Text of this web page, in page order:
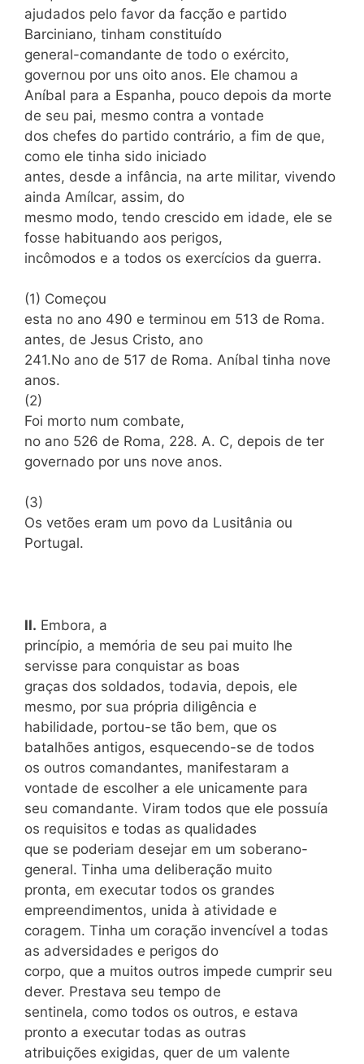
ajudados pelo favor da facção e partido
Barciniano, tinham constituído
general-comandante de todo o exército,
governou por uns oito anos. Ele chamou a
Aníbal para a Espanha, pouco depois da morte
de seu pai, mesmo contra a vontade
dos chefes do partido contrário, a fim de que,
como ele tinha sido iniciado
antes, desde a infância, na arte militar, vivendo
ainda Amílcar, assim, do
mesmo modo, tendo crescido em idade, ele se
fosse habituando aos perigos,
incômodos e a todos os exercícios da guerra.
(1) Começou
esta no ano 490 e terminou em 513 de Roma.
antes, de Jesus Cristo, ano
241.No ano de 517 de Roma. Aníbal tinha nove
anos.
(2)
Foi morto num combate,
no ano 526 de Roma, 228. A. C, depois de ter
governado por uns nove anos.
(3)
Os vetões eram um povo da Lusitânia ou
Portugal.
II. Embora, a
princípio, a memória de seu pai muito lhe
servisse para conquistar as boas
graças dos soldados, todavia, depois, ele
mesmo, por sua própria diligência e
habilidade, portou-se tão bem, que os
batalhões antigos, esquecendo-se de todos
os outros comandantes, manifestaram a
vontade de escolher a ele unicamente para
seu comandante. Viram todos que ele possuía
os requisitos e todas as qualidades
que se poderiam desejar em um soberano-
general. Tinha uma deliberação muito
pronta, em executar todos os grandes
empreendimentos, unida à atividade e
coragem. Tinha um coração invencível a todas
as adversidades e perigos do
corpo, que a muitos outros impede cumprir seu
dever. Prestava seu tempo de
sentinela, como todos os outros, e estava
pronto a executar todas as outras
atribuições exigidas, quer de um valente